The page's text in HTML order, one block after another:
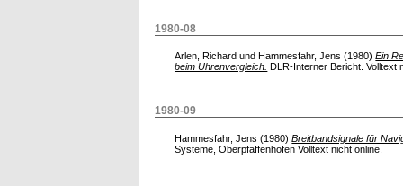
1980-08
Arlen, Richard und Hammesfahr, Jens (1980)Ein
beim Uhrenvergleich.
DLR-Interner Bericht. Volltext
1980-09
Hammesfahr, Jens (1980)Breitbandsignale für
Systeme, Oberpfaffenhofen Volltext nicht online.